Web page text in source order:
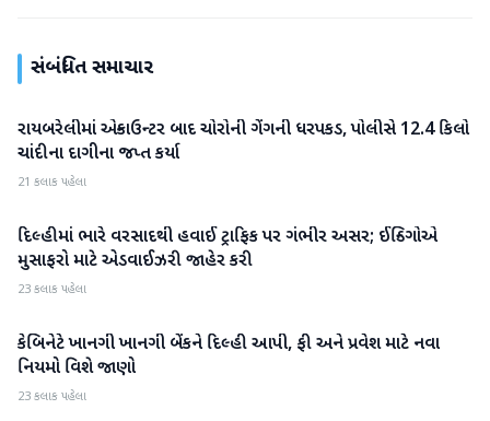
સંબંધિત સમાચાર
રાષ્ટ્રીય
રાયબરેલીમાં એન્કાઉન્ટર બાદ ચોરોની ગેંગની ધરપકડ, પોલીસે 12.4 કિલો
ચાંદીના દાગીના જપ્ત કર્યા
21 કલાક પહેલા
રાષ્ટ્રીય
દિલ્હીમાં ભારે વરસાદથી હવાઈ ટ્રાફિક પર ગંભીર અસર; ઈન્ડિગોએ
મુસાફરો માટે એડવાઈઝરી જાહેર કરી
23 કલાક પહેલા
રાષ્ટ્રીય
કેબિનેટે ખાનગી ખાનગી બેંકને દિલ્હી આપી, ફી અને પ્રવેશ માટે નવા
નિયમો વિશે જાણો
23 કલાક પહેલા